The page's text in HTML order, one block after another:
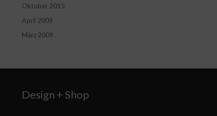
Oktober 2015
April 2009
März 2009
Design + Shop